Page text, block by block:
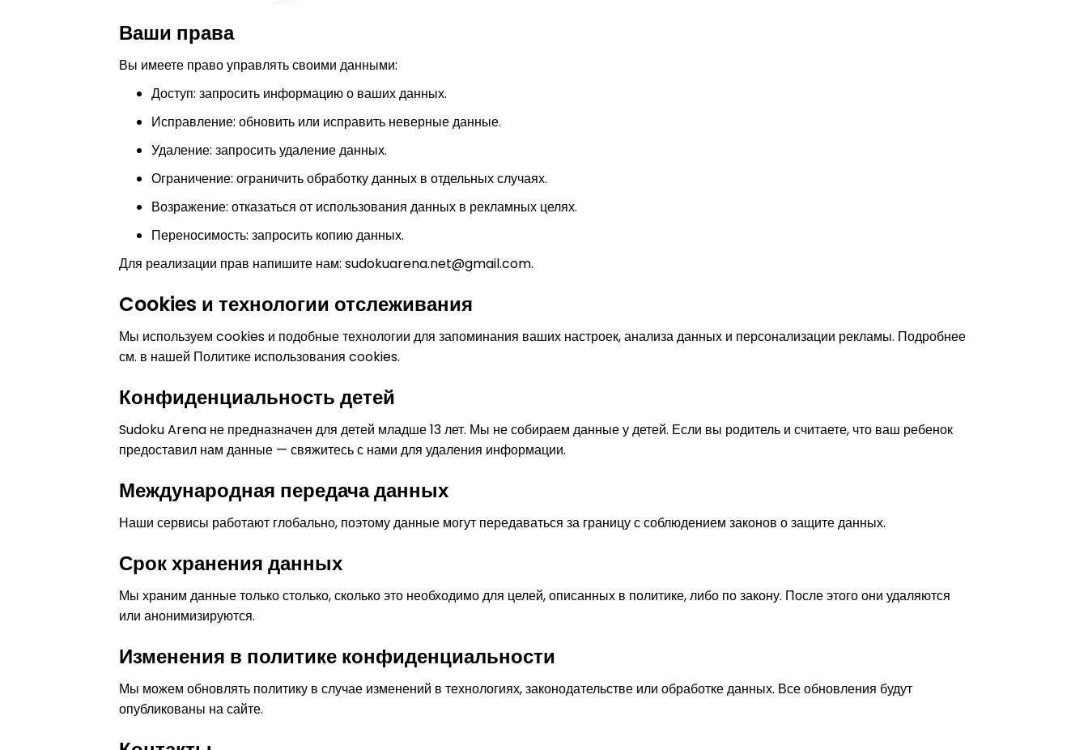
Ваши права
Вы имеете право управлять своими данными:
Доступ: запросить информацию о ваших данных.
Исправление: обновить или исправить неверные данные.
Удаление: запросить удаление данных.
Ограничение: ограничить обработку данных в отдельных случаях.
Возражение: отказаться от использования данных в рекламных целях.
Переносимость: запросить копию данных.
Для реализации прав напишите нам: sudokuarena.net@gmail.com.
Cookies и технологии отслеживания
Мы используем cookies и подобные технологии для запоминания ваших настроек, анализа данных и персонализации рекламы. Подробнее
см. в нашей Политике использования cookies.
Конфиденциальность детей
Sudoku Arena не предназначен для детей младше 13 лет. Мы не собираем данные у детей. Если вы родитель и считаете, что ваш ребенок
предоставил нам данные — свяжитесь с нами для удаления информации.
Международная передача данных
Наши сервисы работают глобально, поэтому данные могут передаваться за границу с соблюдением законов о защите данных.
Срок хранения данных
Мы храним данные только столько, сколько это необходимо для целей, описанных в политике, либо по закону. После этого они удаляются
или анонимизируются.
Изменения в политике конфиденциальности
Мы можем обновлять политику в случае изменений в технологиях, законодательстве или обработке данных. Все обновления будут
опубликованы на сайте.